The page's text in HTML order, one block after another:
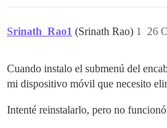
Srinath_Rao1 (Srinath Rao) 26
1
Cuando instalo el submenú del
mi dispositivo móvil que necesito
Intenté reinstalarlo, pero no